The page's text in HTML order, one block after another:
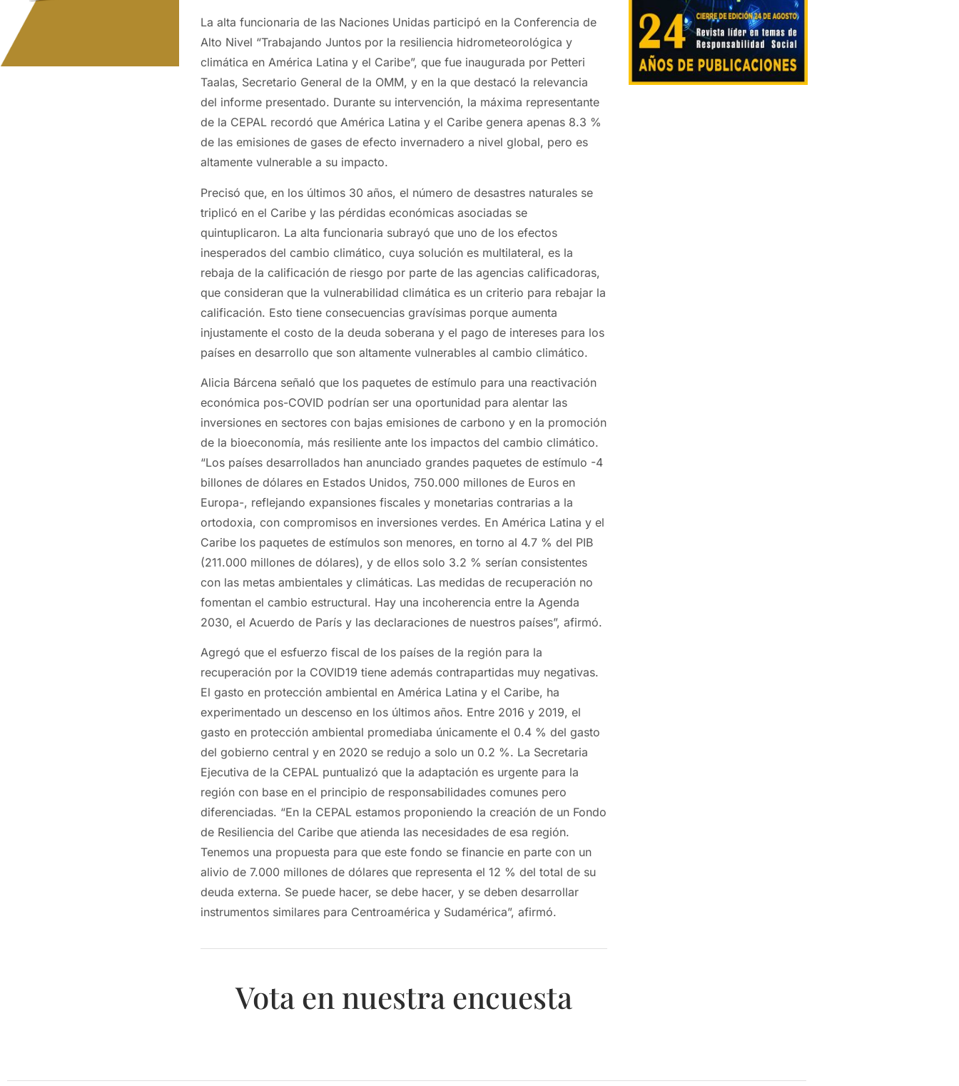
La alta funcionaria de las Naciones Unidas participó en la Conferencia de
Alto Nivel “Trabajando Juntos por la resiliencia hidrometeorológica y
climática en América Latina y el Caribe”, que fue inaugurada por Petteri
Taalas, Secretario General de la OMM, y en la que destacó la relevancia
del informe presentado. Durante su intervención, la máxima representante
de la CEPAL recordó que América Latina y el Caribe genera apenas 8.3 %
de las emisiones de gases de efecto invernadero a nivel global, pero es
altamente vulnerable a su impacto.
Precisó que, en los últimos 30 años, el número de desastres naturales se
triplicó en el Caribe y las pérdidas económicas asociadas se
quintuplicaron. La alta funcionaria subrayó que uno de los efectos
inesperados del cambio climático, cuya solución es multilateral, es la
rebaja de la calificación de riesgo por parte de las agencias calificadoras,
que consideran que la vulnerabilidad climática es un criterio para rebajar la
calificación. Esto tiene consecuencias gravísimas porque aumenta
injustamente el costo de la deuda soberana y el pago de intereses para los
países en desarrollo que son altamente vulnerables al cambio climático.
Alicia Bárcena señaló que los paquetes de estímulo para una reactivación
económica pos-COVID podrían ser una oportunidad para alentar las
inversiones en sectores con bajas emisiones de carbono y en la promoción
de la bioeconomía, más resiliente ante los impactos del cambio climático.
“Los países desarrollados han anunciado grandes paquetes de estímulo -4
billones de dólares en Estados Unidos, 750.000 millones de Euros en
Europa-, reflejando expansiones fiscales y monetarias contrarias a la
ortodoxia, con compromisos en inversiones verdes. En América Latina y el
Caribe los paquetes de estímulos son menores, en torno al 4.7 % del PIB
(211.000 millones de dólares), y de ellos solo 3.2 % serían consistentes
con las metas ambientales y climáticas. Las medidas de recuperación no
fomentan el cambio estructural. Hay una incoherencia entre la Agenda
2030, el Acuerdo de París y las declaraciones de nuestros países”, afirmó.
Agregó que el esfuerzo fiscal de los países de la región para la
recuperación por la COVID19 tiene además contrapartidas muy negativas.
El gasto en protección ambiental en América Latina y el Caribe, ha
experimentado un descenso en los últimos años. Entre 2016 y 2019, el
gasto en protección ambiental promediaba únicamente el 0.4 % del gasto
del gobierno central y en 2020 se redujo a solo un 0.2 %. La Secretaria
Ejecutiva de la CEPAL puntualizó que la adaptación es urgente para la
región con base en el principio de responsabilidades comunes pero
diferenciadas. “En la CEPAL estamos proponiendo la creación de un Fondo
de Resiliencia del Caribe que atienda las necesidades de esa región.
Tenemos una propuesta para que este fondo se financie en parte con un
alivio de 7.000 millones de dólares que representa el 12 % del total de su
deuda externa. Se puede hacer, se debe hacer, y se deben desarrollar
instrumentos similares para Centroamérica y Sudamérica”, afirmó.
Vota en nuestra encuesta